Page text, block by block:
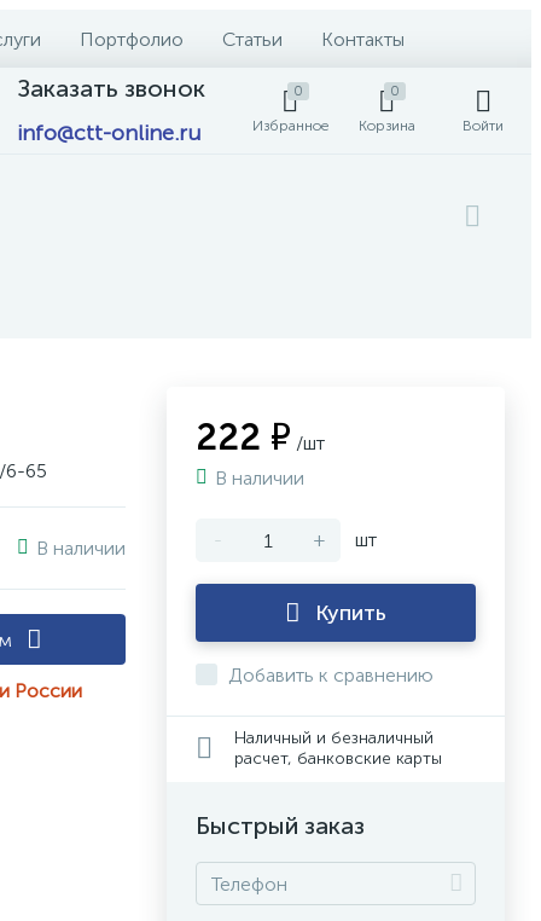
Портфолио Статьи Контакты
Заказать звонок
info@ctt-online.ru
0
Избранное
0
Корзина Войти
6-65
В наличии
России
222 ₽ /шт
В наличии
- + шт
Купить
Добавить к сравнению
Наличный и безналичный
расчет, банковские карты
Быстрый заказ